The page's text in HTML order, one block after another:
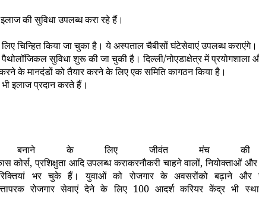
की सुविधा उपलब्ध करा रहे हैं।
चिन्हित किया जा चुका है। ये अस्पताल चैबीसों घंटेसेवाएं उपलब्ध कराएंगे।
सुविधा शुरू की जा चुकी है। दिल्ली/नोएडाक्षेत्र में
करने के मानदंडों को तैयार करने के लिए एक समिति कागठन किया है।
भी इलाज प्रदान करते हैं।
बनाने के लिए जीवंत मंच
कोर्स,प्रशिक्षुता आदि उपलब्ध कराकरनौकरी चाहने वालों,नियोक्ताओं
भर चुके हैं। युवाओं को रोजगार के अवसरोंको बढ़ाने और
रोजगार सेवाएं देने के लिए 100आदर्श करियर केंद्र भी